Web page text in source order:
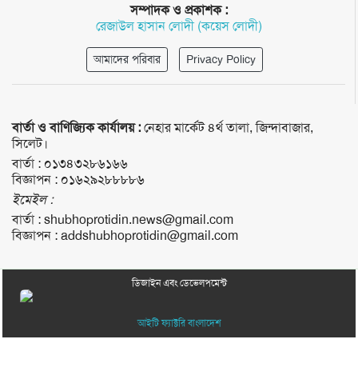
সম্পাদক ও প্রকাশক :
রেজাউল হাসান লোদী (কয়েস লোদী)
আমাদের পরিবার Privacy Policy
বার্তা ও বাণিজ্যিক কার্যালয় :নেহার মার্কেট ৪র্থ তালা, জিন্দাবাজার,
সিলেট।
বার্তা : ০১৩৪৩২৮৬১৬৬
বিজ্ঞাপন : ০১৬২৯২৮৮৮৮৬
ইমেইল :
বার্তা :shubhoprotidin.news@gmail.com
বিজ্ঞাপন :addshubhoprotidin@gmail.com
ডিজাইন এবং ডেভেলপমেন্ট
আইটি ফ্যাক্টরি বাংলাদেশ